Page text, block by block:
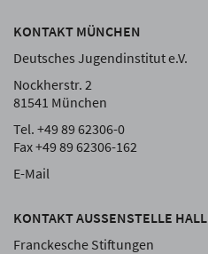
KONTAKT MÜNCHEN
Deutsches Jugendinstitut e.V.
Nockherstr. 2
81541 München
Tel. +49 89 62306-0
Fax +49 89 62306-162
E-Mail
KONTAKT AUSSENSTELLE HALLE
Franckesche Stiftungen